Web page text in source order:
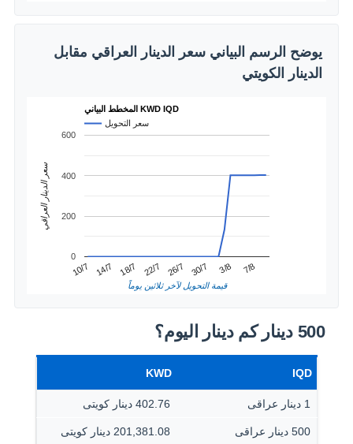
يوضح الرسم البياني سعر الدينار العراقي مقابل
الدينار الكويتي
المخطط البياني KWD IQD
سعر التحويل
10/7 14/7 18/7 22/7 26/7 30/7 3/8 7/8
0
200
400
600
قيمة التحويل لآخر ثلاثين يوماً
سعر الدينار العراقي
500 دينار كم دينار اليوم؟
IQD
KWD
1 دينار عراقى 402.76 دينار كويتى
500 دينار عراقى 201,381.08 دينار كويتى